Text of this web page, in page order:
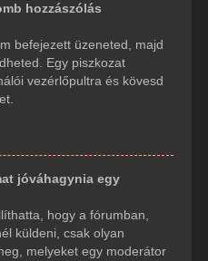
hozzászólás
befejezett üzeneted, majd
Egy piszkozat
vezérlőpultra és kövesd
jóváhagynia egy
hogy a fórumban,
küldeni, csak olyan
melyeket egy moderátor